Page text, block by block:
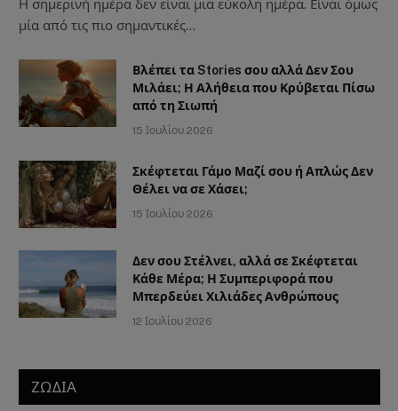
Η σημερινή ημέρα δεν είναι μια εύκολη ημέρα. Είναι όμως
μία από τις πιο σημαντικές…
Βλέπει τα Stories σου αλλά Δεν Σου
Μιλάει; Η Αλήθεια που Κρύβεται Πίσω
από τη Σιωπή
15 Ιουλίου 2026
Σκέφτεται Γάμο Μαζί σου ή Απλώς Δεν
Θέλει να σε Χάσει;
15 Ιουλίου 2026
Δεν σου Στέλνει, αλλά σε Σκέφτεται
Κάθε Μέρα; Η Συμπεριφορά που
Μπερδεύει Χιλιάδες Ανθρώπους
12 Ιουλίου 2026
ΖΩΔΙΑ